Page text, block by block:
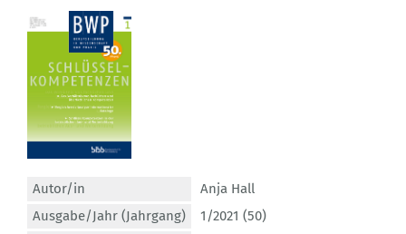
Autor/in
Anja Hall
Ausgabe/Jahr (Jahrgang)
1/2021 (50)